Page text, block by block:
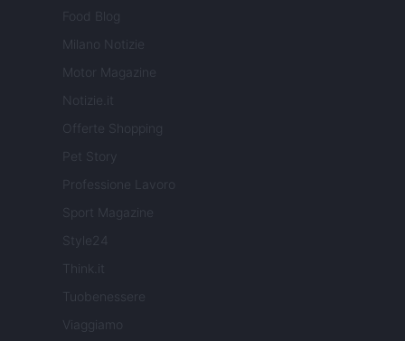
Food Blog
Milano Notizie
Motor Magazine
Notizie.it
Offerte Shopping
Pet Story
Professione Lavoro
Sport Magazine
Style24
Think.it
Tuobenessere
Viaggiamo